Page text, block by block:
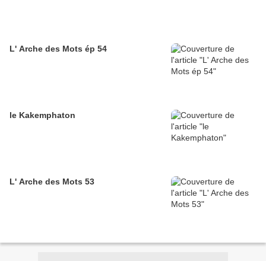
L' Arche des Mots ép 54
le Kakemphaton
L' Arche des Mots 53